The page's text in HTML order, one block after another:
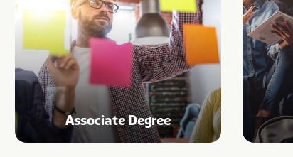
Associate Degree